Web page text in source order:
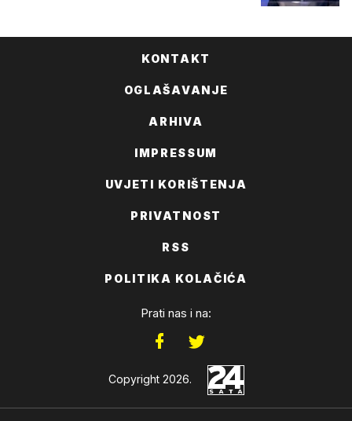
KONTAKT
OGLAŠAVANJE
ARHIVA
IMPRESSUM
UVJETI KORIŠTENJA
PRIVATNOST
RSS
POLITIKA KOLAČIĆA
Prati nas i na:
Copyright 2026.